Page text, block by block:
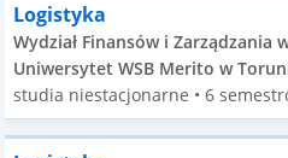
Logistyka
Wydział Finansów i Zarządzania
Uniwersytet WSB Merito w
studia niestacjonarne • 6